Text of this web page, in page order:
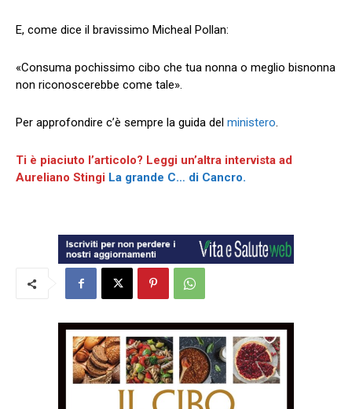
E, come dice il bravissimo Micheal Pollan:
«Consuma pochissimo cibo che tua nonna o meglio bisnonna
non riconoscerebbe come tale».
Per approfondire c’è sempre la guida del ministero.
Ti è piaciuto l’articolo? Leggi un’altra intervista ad
Aureliano Stingi La grande C… di Cancro.